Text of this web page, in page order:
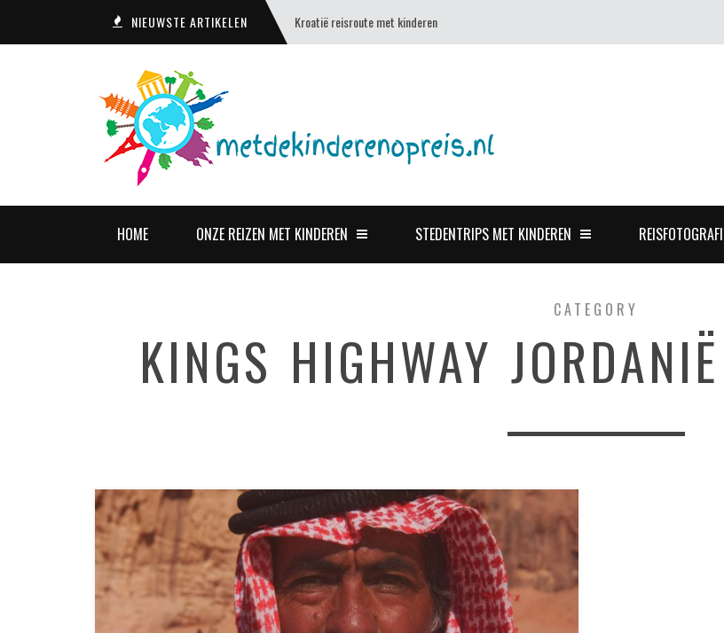
NIEUWSTE ARTIKELEN Kroatië reisroute met kinderen
HOME ONZE REIZEN MET KINDEREN STEDENTRIPS MET KINDEREN
CATEGORY
KINGS HIGHWAY